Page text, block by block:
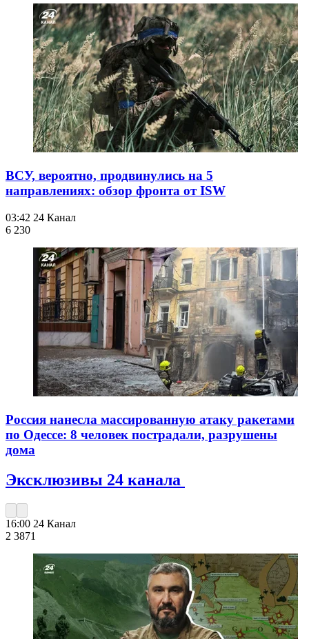
ВСУ, вероятно, продвинулись на 5
направлениях: обзор фронта от ISW
03:42 24 Канал
6 230
Россия нанесла массированную атаку ракетами
по Одессе: 8 человек пострадали, разрушены
дома
Эксклюзивы 24 канала
16:00 24 Канал
2 3871